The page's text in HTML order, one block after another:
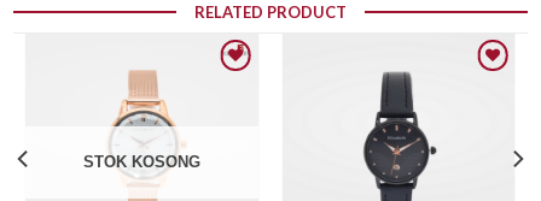
RELATED PRODUCT
Add to wishlist
STOK KOSONG
Add to wishlist